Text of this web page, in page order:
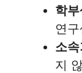
학부
연
소
지